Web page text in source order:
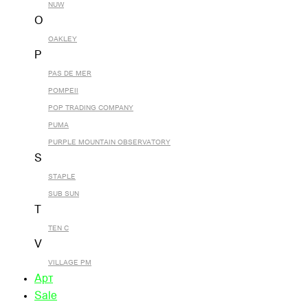
NUW
O
OAKLEY
P
PAS DE MER
POMPEII
POP TRADING COMPANY
PUMA
PURPLE MOUNTAIN OBSERVATORY
S
STAPLE
SUB SUN
TEN C
V
VILLAGE PM
Арт
Sale